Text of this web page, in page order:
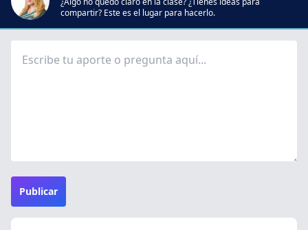
compartir? Este es el lugar para hacerlo.
Publicar